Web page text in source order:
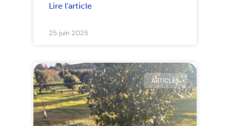
Lire l'article
25 juin 2025
ARTICLES